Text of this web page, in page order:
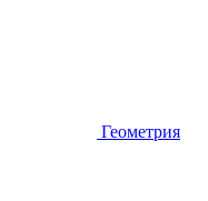
Геометрия